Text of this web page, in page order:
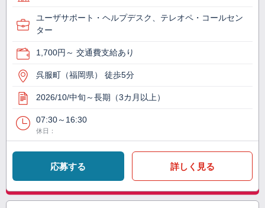
ユーザサポート・ヘルプデスク、テレオペ・コールセン
ター
1,700円～ 交通費支給あり
呉服町（福岡県） 徒歩5分
2026/10/中旬～長期（3カ月以上）
07:30～16:30
休日：
応募する 詳しく見る